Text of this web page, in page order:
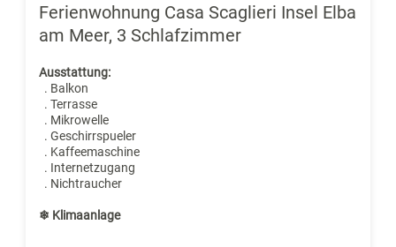
Ferienwohnung Casa Scaglieri Insel Elba
am Meer, 3 Schlafzimmer
Ausstattung:
. Balkon
. Terrasse
. Mikrowelle
. Geschirrspueler
. Kaffeemaschine
. Internetzugang
. Nichtraucher
❄ Klimaanlage